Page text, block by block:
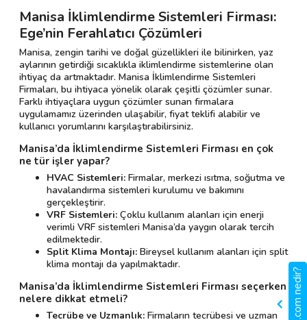
Manisa İklimlendirme Sistemleri Firması:
Ege’nin Ferahlatıcı Çözümleri
Manisa, zengin tarihi ve doğal güzellikleri ile bilinirken, yaz
aylarının getirdiği sıcaklıkla iklimlendirme sistemlerine olan
ihtiyaç da artmaktadır. Manisa İklimlendirme Sistemleri
Firmaları, bu ihtiyaca yönelik olarak çeşitli çözümler sunar.
Farklı ihtiyaçlara uygun çözümler sunan firmalara
uygulamamız üzerinden ulaşabilir, fiyat teklifi alabilir ve
kullanıcı yorumlarını karşılaştırabilirsiniz.
Manisa’da İklimlendirme Sistemleri Firması en çok
ne tür işler yapar?
HVAC Sistemleri: Firmalar, merkezi ısıtma, soğutma ve
havalandırma sistemleri kurulumu ve bakımını
gerçekleştirir.
VRF Sistemleri: Çoklu kullanım alanları için enerji
verimli VRF sistemleri Manisa’da yaygın olarak tercih
edilmektedir.
Split Klima Montajı: Bireysel kullanım alanları için split
klima montajı da yapılmaktadır.
Manisa’da İklimlendirme Sistemleri Firması seçerken
nelere dikkat etmeli?
Tecrübe ve Uzmanlık: Firmaların tecrübesi ve uzman
gigbi.com nedir?